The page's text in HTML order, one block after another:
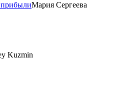
прибылиМария Сергеева
Kuzmin